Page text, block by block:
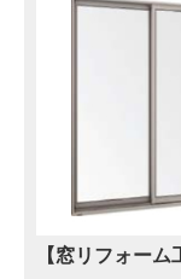
【窓リフォー